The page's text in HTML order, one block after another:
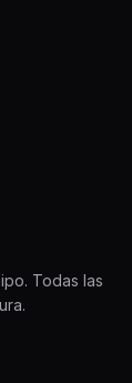
Todas las